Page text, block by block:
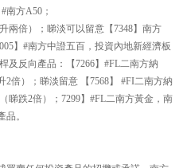
南方A50；
兩倍）；睇淡可以留意【7348】南方
】#南方中證五百，投資內地新經濟板
及反向產品：【7266】#FL二南方納
倍）；睇淡留意 【7568】 #FI二南方納
睇跌2倍）；7299】#FL二南方黃金，南
。